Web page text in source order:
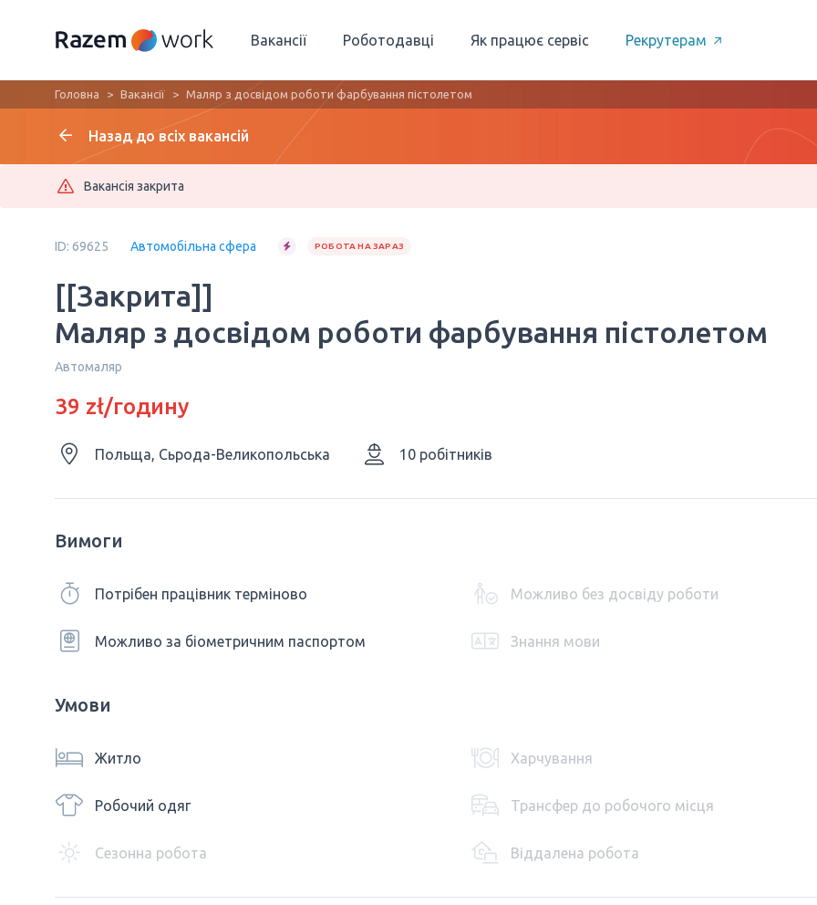
Вакансії Роботодавці Як працює сервіс Рекрутерам
Головна Вакансії Маляр з досвідом роботи фарбування пістолетом
Назад до всіх вакансій
Вакансія закрита
ID: 69625 Автомобільна сфера РОБОТА НА ЗАРАЗ
[[Закрита]]
Маляр з досвідом роботи фарбування пістолетом
Автомаляр
39 zł/годину
Польща, Сьрода-Великопольська 10 робітників
Вимоги
Потрібен працівник терміново Можливо без досвіду роботи
Можливо за біометричним паспортом Знання мови
Умови
Житло Харчування
Робочий одяг Трансфер до робочого місця
Сезонна робота Віддалена робота